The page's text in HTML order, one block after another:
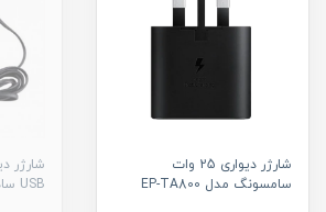
شارژر دیواری 25 وات
سامسونگ مدل EP-TA800
شارژر
USB ساده